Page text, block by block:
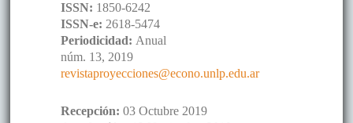
ISSN: 1850-6242
ISSN-e: 2618-5474
Periodicidad: Anual
núm. 13, 2019
revistaproyecciones@econo.unlp.edu.ar
Recepción: 03 Octubre 2019